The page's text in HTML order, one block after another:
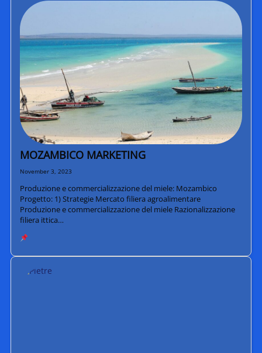
MOZAMBICO MARKETING
November 3, 2023
Produzione e commercializzazione del miele: Mozambico
Progetto: 1) Strategie Mercato filiera agroalimentare
Produzione e commercializzazione del miele Razionalizzazione
filiera ittica…